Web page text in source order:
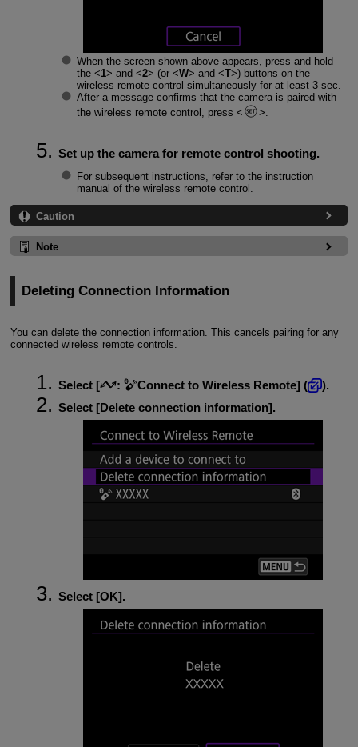
When the screen shown above appears, press and hold
the
1 and 2 (or W and T ) buttons on the
wireless remote control simultaneously for at least 3 sec.
After a message confirms that the camera is paired with
the wireless remote control, press
Set up the camera for remote control shooting.
For subsequent instructions, refer to the instruction
manual of the wireless remote control.
Caution
Note
Deleting Connection Information
You can delete the connection information. This cancels pairing for any
connected wireless remote controls.
Select [ : Connect to Wireless Remote] (
).
Select [Delete connection information].
Select [OK].